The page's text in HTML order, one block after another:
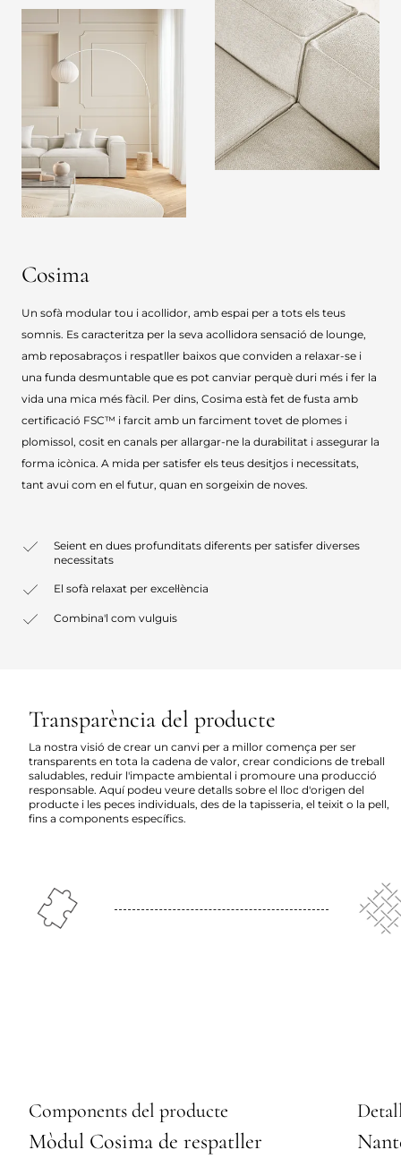
Cosima
Un sofà modular tou i acollidor, amb espai per a tots els teus
somnis. Es caracteritza per la seva acollidora sensació de lounge,
amb reposabraços i respatller baixos que conviden a relaxar-se i
una funda desmuntable que es pot canviar perquè duri més i fer la
vida una mica més fàcil. Per dins, Cosima està fet de fusta amb
certificació FSC™ i farcit amb un farciment tovet de plomes i
plomissol, cosit en canals per allargar-ne la durabilitat i assegurar la
forma icònica. A mida per satisfer els teus desitjos i necessitats,
tant avui com en el futur, quan en sorgeixin de noves.
Seient en dues profunditats diferents per satisfer diverses
necessitats
El sofà relaxat per excel·lència
Combina'l com vulguis
Transparència del producte
La nostra visió de crear un canvi per a millor comença per ser
transparents en tota la cadena de valor, crear condicions de treball
saludables, reduir l'impacte ambiental i promoure una producció
responsable. Aquí podeu veure detalls sobre el lloc d'origen del
producte i les peces individuals, des de la tapisseria, el teixit o la pell,
fins a components específics.
Components del producte
Mòdul Cosima de respatller